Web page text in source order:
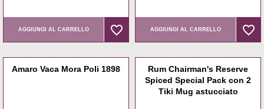
AGGIUNGI AL CARRELLO favorite_border
favorite_border AGGIUNGI AL CARRELLO favorite_border
favorite_border
Amaro Vaca Mora Poli 1898
Rum Chairman's Reserve
Spiced Special Pack con 2
Tiki Mug astucciato